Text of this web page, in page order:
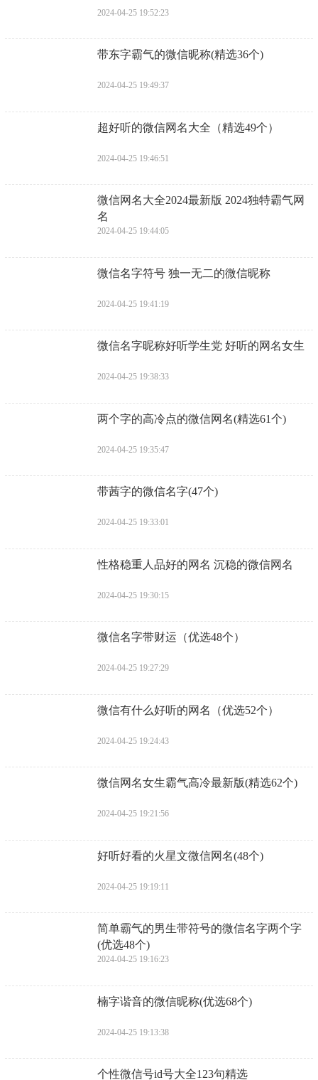
2024-04-25 19:52:23
​带东字霸气的微信昵称(精选36个)
2024-04-25 19:49:37
​超好听的微信网名大全（精选49个）
2024-04-25 19:46:51
​微信网名大全2024最新版 2024独特霸气网
名
2024-04-25 19:44:05
​微信名字符号 独一无二的微信昵称
2024-04-25 19:41:19
​微信名字昵称好听学生党 好听的网名女生
2024-04-25 19:38:33
​两个字的高冷点的微信网名(精选61个)
2024-04-25 19:35:47
​带茜字的微信名字(47个)
2024-04-25 19:33:01
​性格稳重人品好的网名 沉稳的微信网名
2024-04-25 19:30:15
​微信名字带财运（优选48个）
2024-04-25 19:27:29
​微信有什么好听的网名（优选52个）
2024-04-25 19:24:43
​微信网名女生霸气高冷最新版(精选62个)
2024-04-25 19:21:56
​好听好看的火星文微信网名(48个)
2024-04-25 19:19:11
​简单霸气的男生带符号的微信名字两个字
(优选48个)
2024-04-25 19:16:23
​楠字谐音的微信昵称(优选68个)
2024-04-25 19:13:38
个性微信号id号大全123句精选